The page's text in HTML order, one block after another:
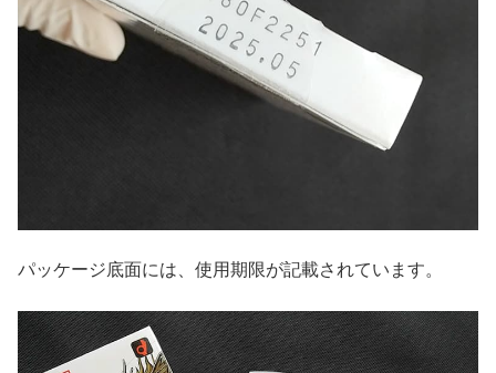
パッケージ底面には、使用期限が記載されています。